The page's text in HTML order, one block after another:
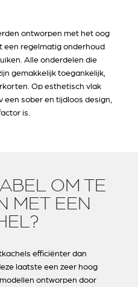
ontworpen met het oog
een regelmatig onderhoud
Alle onderdelen die
gemakkelijk toegankelijk,
Op esthetisch vlak
een sober en tijdloos design,
is.
OM TE
MET EEN
efficiënter dan
laatste een zeer hoog
ontworpen door